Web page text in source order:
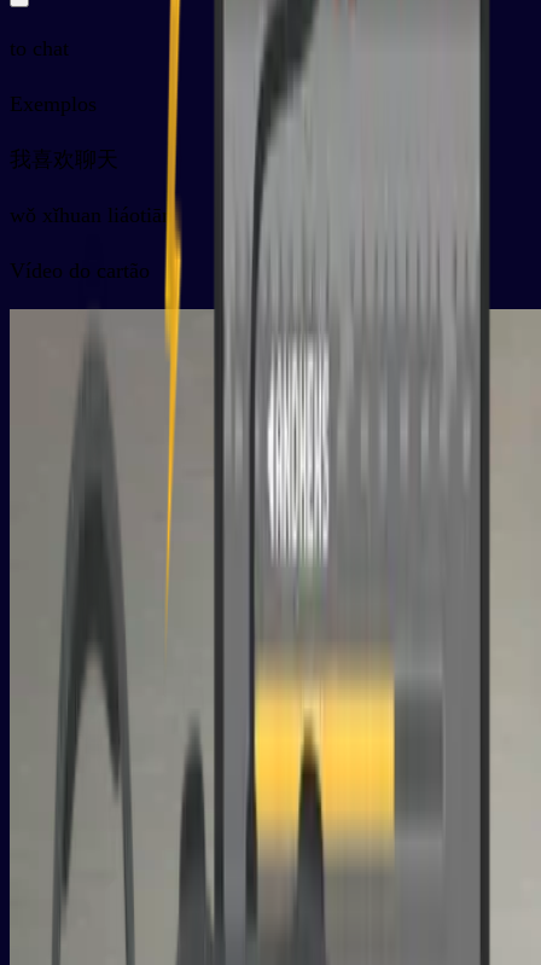
to chat
Exemplos
我喜欢聊天
wǒ xǐhuan liáotiān
Vídeo do cartão